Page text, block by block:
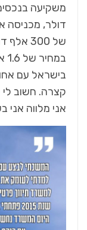
דולר, מכניסה
של
בישראל עם
קצרה. חשוב
אני מלווה